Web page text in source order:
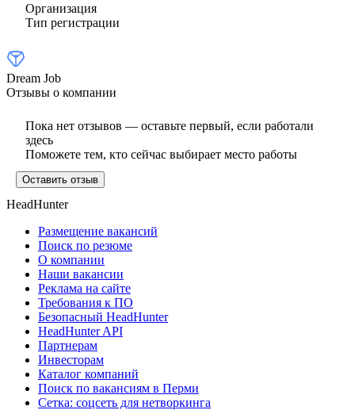
Организация
Тип регистрации
Dream Job
Отзывы о компании
Пока нет отзывов — оставьте первый, если работали
здесь
Поможете тем, кто сейчас выбирает место работы
Оставить отзыв
HeadHunter
Размещение вакансий
Поиск по резюме
О компании
Наши вакансии
Реклама на сайте
Требования к ПО
Безопасный HeadHunter
HeadHunter API
Партнерам
Инвесторам
Каталог компаний
Поиск по вакансиям в Перми
Сетка: соцсеть для нетворкинга